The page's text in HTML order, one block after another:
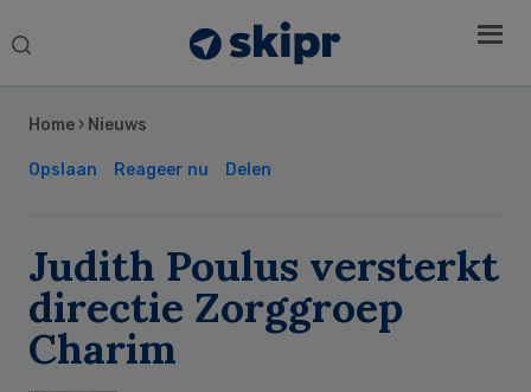
Search
Home › Nieuws
Opslaan Reageer nu Delen
Judith Poulus versterkt
directie Zorggroep
Charim
Sidebar